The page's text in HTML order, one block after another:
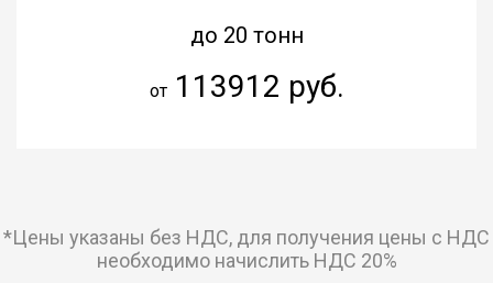
до 20 тонн
от113912 руб.
*Цены указаны без НДС, для получения цены с НДС
необходимо начислить НДС 20%